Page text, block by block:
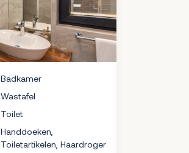
Badkamer
Wastafel
Toilet
Handdoeken,
Toiletartikelen, Haardroger